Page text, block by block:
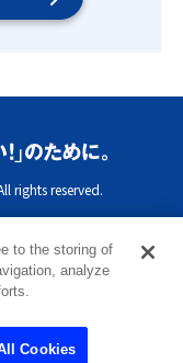
rights reserved.
to the storing of
analyze
Cookies